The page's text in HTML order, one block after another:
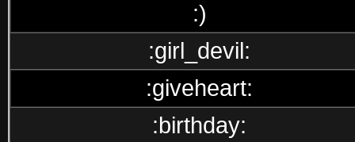
:)
:girl_devil:
:giveheart:
:birthday: